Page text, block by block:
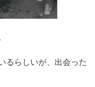
るらしいが、出会った